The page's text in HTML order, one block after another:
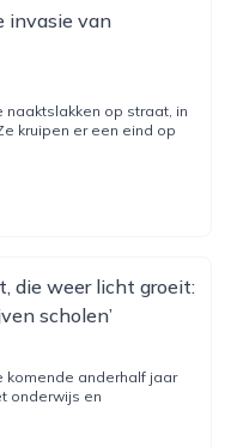
invasie van
naaktslakken op straat, in
kruipen er een eind op
die weer licht groeit:
scholen’
komende anderhalf jaar
onderwijs en